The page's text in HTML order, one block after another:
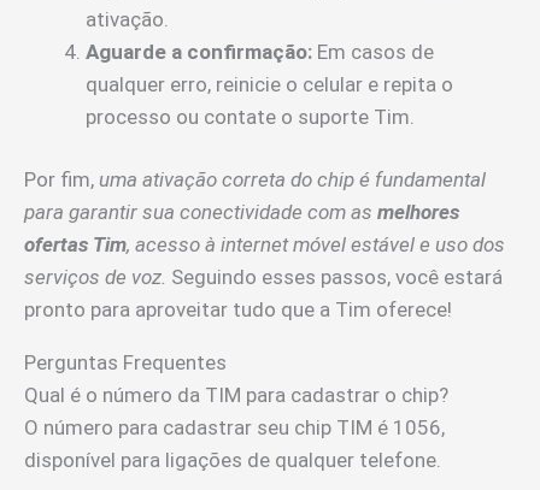
ativação.
Aguarde a confirmação: Em casos de
qualquer erro, reinicie o celular e repita o
processo ou contate o suporte Tim.
Por fim, uma ativação correta do chip é fundamental
para garantir sua conectividade com as melhores
ofertas Tim, acesso à internet móvel estável e uso dos
serviços de voz. Seguindo esses passos, você estará
pronto para aproveitar tudo que a Tim oferece!
Perguntas Frequentes
Qual é o número da TIM para cadastrar o chip?
O número para cadastrar seu chip TIM é 1056,
disponível para ligações de qualquer telefone.